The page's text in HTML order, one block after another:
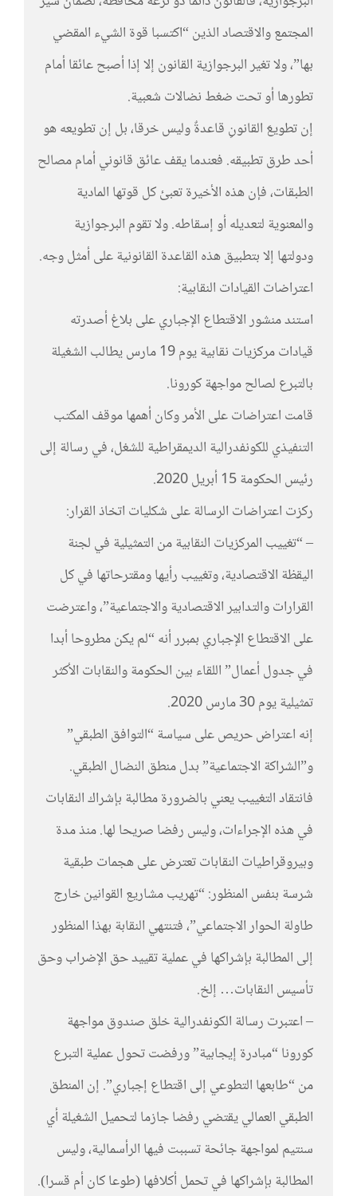
المجتمع والاقتصاد الذين “اكتسبا قوة الشيء المقضي
بها”، ولا تغير البرجوازية القانون إلا إذا أصبح عائقا أمام
تطورها أو تحت ضغط نضالات شعبية.
إن تطويعَ القانونِ قاعدةٌ وليس خرقا، بل إن تطويعه هو
أحد طرق تطبيقه. فعندما يقف عائق قانوني أمام مصالح
الطبقات، فإن هذه الأخيرة تعبئ كل قوتها المادية
والمعنوية لتعديله أو إسقاطه. ولا تقوم البرجوازية
ودولتها إلا بتطبيق هذه القاعدة القانونية على أمثل وجه.
اعتراضات القيادات النقابية:
استند منشور الاقتطاع الإجباري على بلاغ أصدرته
قيادات مركزيات نقابية يوم 19 مارس يطالب الشغيلة
بالتبرع لصالح مواجهة كورونا.
قامت اعتراضات على الأمر وكان أهمها موقف المكتب
التنفيذي للكونفدرالية الديمقراطية للشغل، في رسالة إلى
رئيس الحكومة 15 أبريل 2020.
ركزت اعتراضات الرسالة على شكليات اتخاذ القرار:
– “تغييب المركزيات النقابية من التمثيلية في لجنة
اليقظة الاقتصادية، وتغييب رأيها ومقترحاتها في كل
القرارات والتدابير الاقتصادية والاجتماعية”، واعترضت
على الاقتطاع الإجباري بمبرر أنه “لم يكن مطروحا أبدا
في جدول أعمال” اللقاء بين الحكومة والنقابات الأكثر
تمثيلية يوم 30 مارس 2020.
إنه اعتراض حريص على سياسة “التوافق الطبقي”
و”الشراكة الاجتماعية” بدل منطق النضال الطبقي.
فانتقاد التغييب يعني بالضرورة مطالبة بإشراك النقابات
في هذه الإجراءات، وليس رفضا صريحا لها. منذ مدة
وبيروقراطيات النقابات تعترض على هجمات طبقية
شرسة بنفس المنظور: “تهريب مشاريع القوانين خارج
طاولة الحوار الاجتماعي”، فتنتهي النقابة بهذا المنظور
إلى المطالبة بإشراكها في عملية تقييد حق الإضراب وحق
تأسيس النقابات… إلخ.
– اعتبرت رسالة الكونفدرالية خلق صندوق مواجهة
كورونا “مبادرة إيجابية” ورفضت تحول عملية التبرع
من “طابعها التطوعي إلى اقتطاع إجباري”. إن المنطق
الطبقي العمالي يقتضي رفضا جازما لتحميل الشغيلة أي
سنتيم لمواجهة جائحة تسببت فيها الرأسمالية، وليس
المطالبة بإشراكها في تحمل أكلافها (طوعا كان أم قسرا).